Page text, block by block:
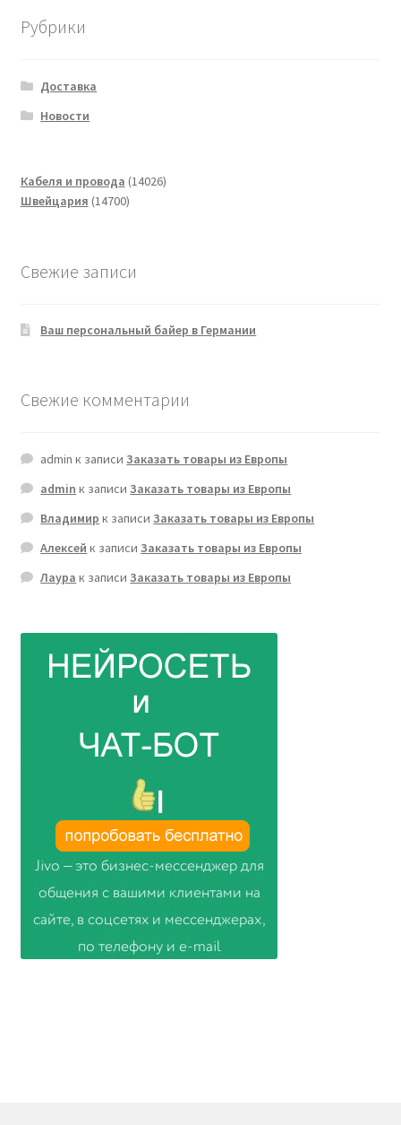
Рубрики
Доставка
Новости
Кабеля и провода 1402614026
Швейцария 1470014700
Свежие записи
Ваш персональный байер в Германии
Свежие комментарии
admin к записиЗаказать товары из Европы
admin к записиЗаказать товары из Европы
Владимир к записиЗаказать товары из Европы
Алексей к записиЗаказать товары из Европы
Лаура к записиЗаказать товары из Европы